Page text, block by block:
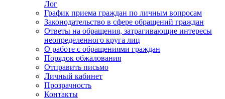
Лог
График приема граждан по личным вопросам
Законодательство в сфере обращений граждан
Ответы на обращения, затрагивающие интересы
неопределенного круга лиц
О работе с обращениями граждан
Порядок обжалования
Отправить письмо
Личный кабинет
Прозрачность
Контакты